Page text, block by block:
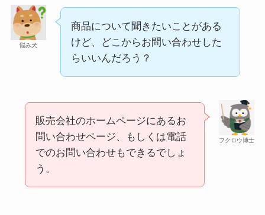
五家宝はどこで買える？取扱店はスーパーや百貨
店！
悩み犬
商品について聞きたいことがある
けど、どこからお問い合わせした
らいいんだろう？
フクロウ博士
販売会社のホームページにあるお
問い合わせページ、もしくは電話
でのお問い合わせもできるでしょ
う。